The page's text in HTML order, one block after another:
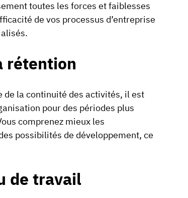
toutes les forces et faiblesses
de vos processus d’entreprise
rétention
de la continuité des activités, il est
pour des périodes plus
comprenez mieux les
possibilités de développement, ce
de travail